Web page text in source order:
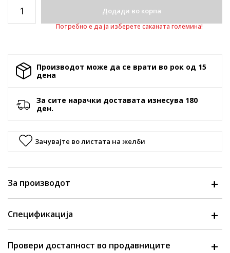
Додади во корпа
Потребно е да ја изберете саканата големина!
Производот може да се врати во рок од 15
денa
За сите нарачки доставата изнесува 180
ден.
Зачувајте во листата на желби
За производот
Спецификација
Провери достапност во продавниците